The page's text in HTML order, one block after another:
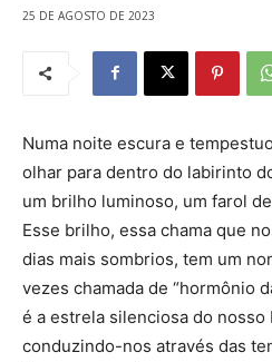
25 DE AGOSTO DE 2023
Numa noite escura e
olhar para dentro do labirinto
um brilho luminoso, um farol
Esse brilho, essa chama que
dias mais sombrios, tem um
vezes chamada de “hormônio
é a estrela silenciosa do
conduzindo-nos através das